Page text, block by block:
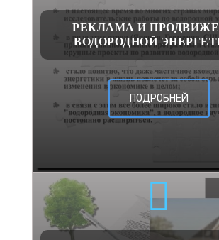
РЕКЛАМА И
ВОДОРОДНОЙ
ПОДРОБНЕЙ